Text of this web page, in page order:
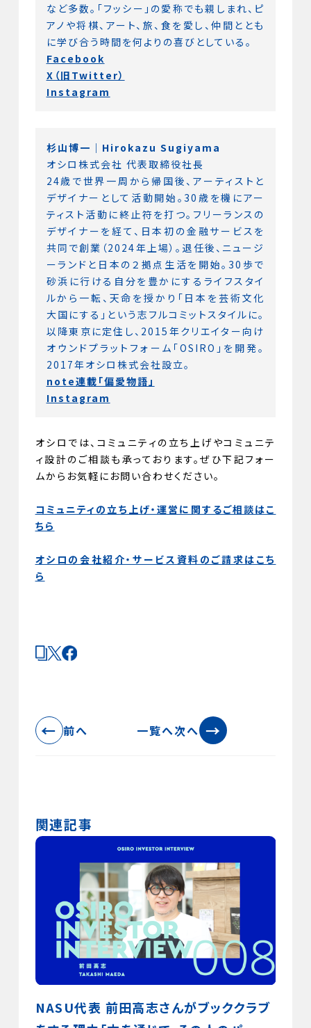
など多数。「フッシー」の愛称でも親しまれ、ピ
アノや将棋、アート、旅、食を愛し、仲間ととも
に学び合う時間を何よりの喜びとしている。
Facebook
X（旧Twitter）
Instagram
杉山博一｜Hirokazu Sugiyama
オシロ株式会社 代表取締役社長
24歳で世界一周から帰国後、アーティストと
デザイナーとして活動開始。30歳を機にアー
ティスト活動に終止符を打つ。フリーランスの
デザイナーを経て、日本初の金融サービスを
共同で創業（2024年上場）。退任後、ニュージ
ーランドと日本の２拠点生活を開始。30歩で
砂浜に行ける自分を豊かにするライフスタイ
ルから一転、天命を授かり「日本を芸術文化
大国にする」という志フルコミットスタイルに。
以降東京に定住し、2015年クリエイター向け
オウンドプラットフォーム「OSIRO」を開発。
2017年オシロ株式会社設立。
note連載「偏愛物語」
Instagram
オシロでは、コミュニティの立ち上げやコミュニテ
ィ設計のご相談も承っております。ぜひ下記フォー
ムからお気軽にお問い合わせください。
コミュニティの立ち上げ・運営に関するご相談はこ
ちら
オシロの会社紹介・サービス資料のご請求はこち
ら
← 前へ 一覧へ次へ →
関連記事
NASU代表 前田高志さんがブッククラブ